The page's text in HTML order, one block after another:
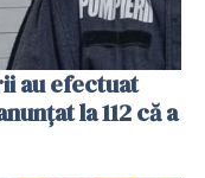
au efectuat
la 112 că a